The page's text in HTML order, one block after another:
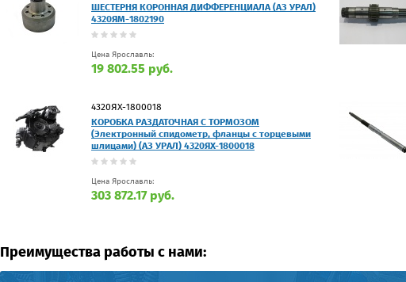
ШЕСТЕРНЯ КОРОННАЯ ДИФФЕРЕНЦИАЛА (АЗ УРАЛ)
4320ЯМ-1802190
Цена Ярославль:
19 802.55 руб.
4320ЯХ-1800018
КОРОБКА РАЗДАТОЧНАЯ С ТОРМОЗОМ
(Электронный спидометр, фланцы с торцевыми
шлицами) (АЗ УРАЛ) 4320ЯХ-1800018
Цена Ярославль:
303 872.17 руб.
Преимущества работы с нами: